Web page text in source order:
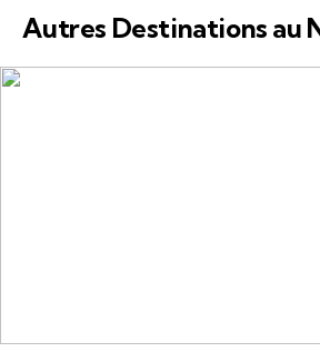
Autres Destinations au